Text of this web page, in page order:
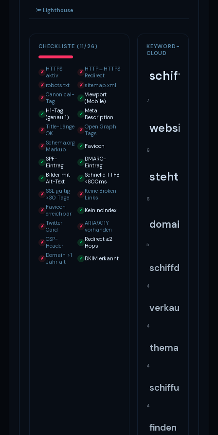
🔦 Lighthouse
CHECKLISTE (11/26)
✗ HTTPS
aktiv
✗ HTTP→HTTPS
Redirect
✗ robots.txt ✗ sitemap.xml
✗ Canonical-
Tag
✓ Viewport
(Mobile)
✓ H1-Tag
(genau 1)
✓ Meta
Description
✗ Title-Länge
OK
✗ Open Graph
Tags
✗ Schema.org
Markup
✓ Favicon
✓ SPF-
Eintrag
✓ DMARC-
Eintrag
✓ Bilder mit
Alt-Text
✓ Schnelle TTFB
<800ms
✗ SSL gültig
>30 Tage
✗ Keine Broken
Links
✗ Favicon
erreichbar
✓ Kein noindex
✗ Twitter
Card
✗ ARIA/A11Y
vorhanden
✗ CSP-
Header
✓ Redirect ≤2
Hops
✗ Domain >1
Jahr alt
✓ DKIM erkannt
KEYWORD-
CLOUD
schiffde
7
website
6
steht
6
domain
5
schiffdediese
4
4
thema
4
4
finden